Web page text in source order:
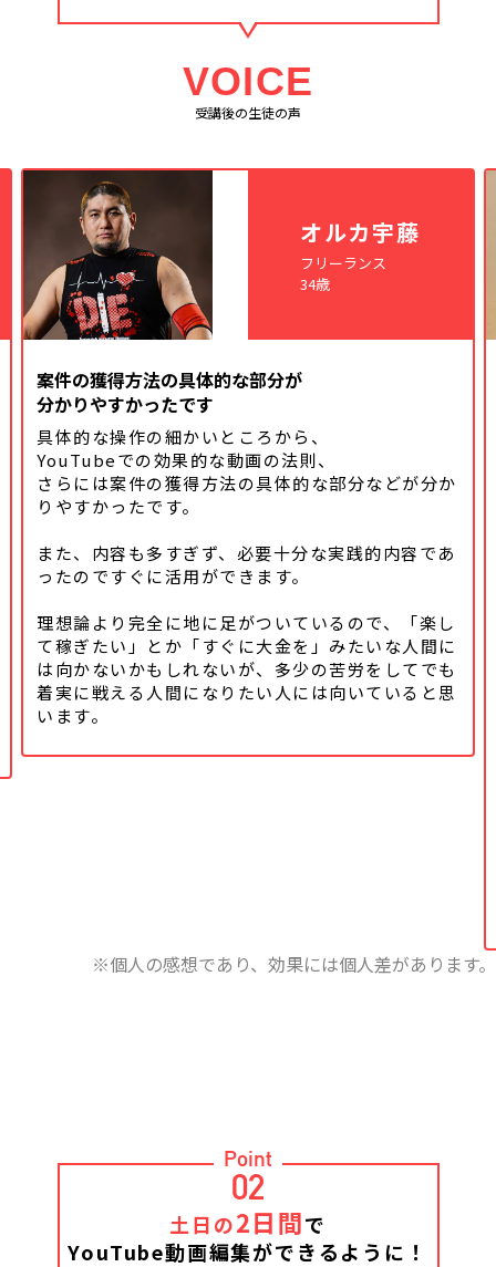
VOICE
受講後の生徒の声
オルカ宇藤
フリーランス
34歳
案件の獲得方法の具体的な部分が
分かりやすかったです
具体的な操作の細かいところから、
YouTubeでの効果的な動画の法則、
さらには案件の獲得方法の具体的な部分などが分か
りやすかったです。
また、内容も多すぎず、必要十分な実践的内容であ
ったのですぐに活用ができます。
理想論より完全に地に足がついているので、「楽し
て稼ぎたい」とか「すぐに大金を」みたいな人間に
は向かないかもしれないが、多少の苦労をしてでも
着実に戦える人間になりたい人には向いていると思
います。
※個人の感想であり、効果には個人差があります。
Point
02
土日の2日間で
YouTube動画編集ができるように！